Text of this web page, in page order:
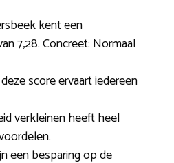
kent een
7,28. Concreet: Normaal
score ervaart iedereen
verkleinen heeft heel
een besparing op de